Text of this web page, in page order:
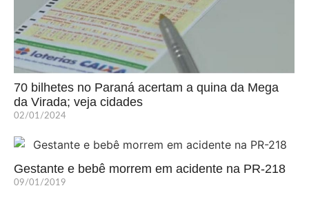
70 bilhetes no Paraná acertam a quina da Mega
da Virada; veja cidades
02/01/2024
Gestante e bebê morrem em acidente na PR-218
09/01/2019